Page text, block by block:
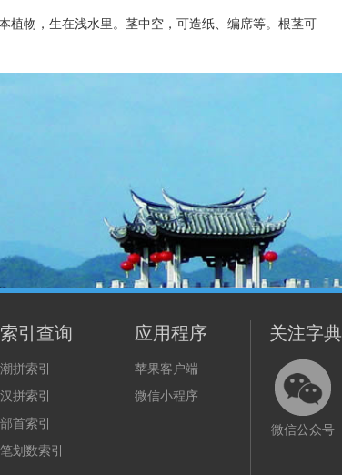
植物，生在浅水里。茎中空，可造纸、编席等。根茎可
索引查询
潮拼索引
汉拼索引
部首索引
笔划数索引
应用程序
苹果客户端
微信小程序
关注字典
微信公众号